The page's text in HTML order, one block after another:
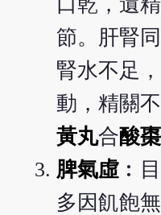
節。肝腎
腎水不足
動，精關
黃丸合酸
脾氣虛︰
多因飢飽